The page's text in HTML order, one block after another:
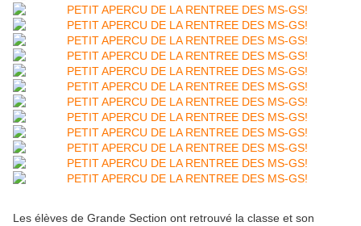
Les élèves de Grande Section ont retrouvé la classe et son